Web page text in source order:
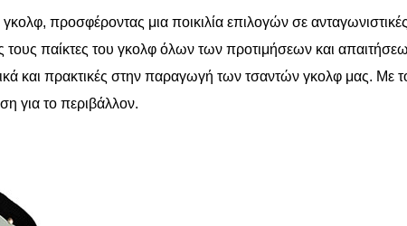
προσφέροντας μια ποικιλία επιλογών σε
τους παίκτες του γκολφ όλων των προτιμήσεων και
και πρακτικές στην παραγωγή των τσαντών γκολφ μας. Με
για το περιβάλλον.